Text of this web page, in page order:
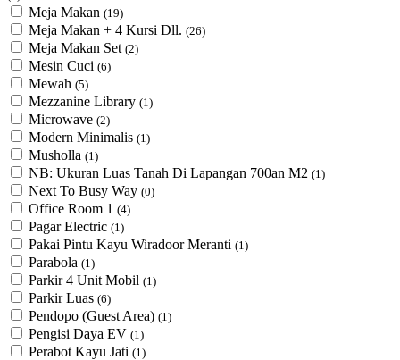
Meja Makan (19)
Meja Makan + 4 Kursi Dll. (26)
Meja Makan Set (2)
Mesin Cuci (6)
Mewah (5)
Mezzanine Library (1)
Microwave (2)
Modern Minimalis (1)
Musholla (1)
NB: Ukuran Luas Tanah Di Lapangan 700an M2 (1)
Next To Busy Way (0)
Office Room 1 (4)
Pagar Electric (1)
Pakai Pintu Kayu Wiradoor Meranti (1)
Parabola (1)
Parkir 4 Unit Mobil (1)
Parkir Luas (6)
Pendopo (Guest Area) (1)
Pengisi Daya EV (1)
Perabot Kayu Jati (1)